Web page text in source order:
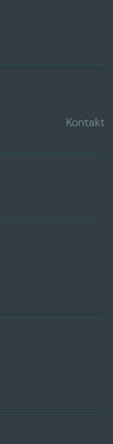
Kontakt